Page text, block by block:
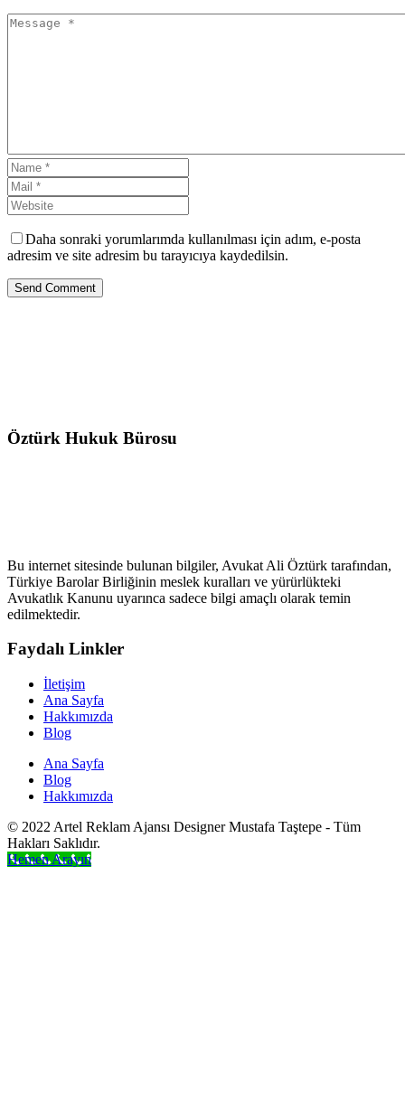
Daha sonraki yorumlarımda kullanılması için adım, e-posta
adresim ve site adresim bu tarayıcıya kaydedilsin.
Send Comment
Öztürk Hukuk Bürosu
Bu internet sitesinde bulunan bilgiler, Avukat Ali Öztürk tarafından,
Türkiye Barolar Birliğinin meslek kuralları ve yürürlükteki
Avukatlık Kanunu uyarınca sadece bilgi amaçlı olarak temin
edilmektedir.
Faydalı Linkler
İletişim
Ana Sayfa
Hakkımızda
Blog
Ana Sayfa
Blog
Hakkımızda
© 2022 Artel Reklam Ajansı Designer Mustafa Taştepe - Tüm
Hakları Saklıdır.
Hemen Arayın